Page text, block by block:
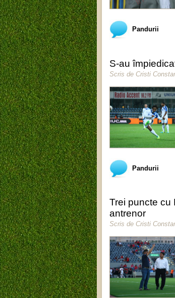
Pandurii
S-au
Scris de Cristi
Pandurii
Trei puncte cu
antrenor
Scris de Cristi